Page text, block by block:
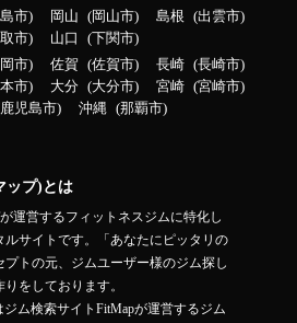
市 岡山 岡山市 島根
出雲市
市 山口 下関市
市 佐賀 佐賀市 長崎
長崎市
市 大分 大分市 宮崎
宮崎市
鹿児島市 沖縄 那覇市
ップ)とは
運営するフィットネスジムに特化し
ルサイトです。「あなたにピッタリの
プトの元、ジムユーザー様のジム探し
をしております。
ジム検索サイトFitMapが運営するジム